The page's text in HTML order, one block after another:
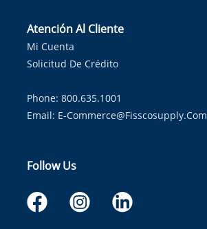
Atención Al Cliente
Mi Cuenta
Solicitud De Crédito
Phone: 800.635.1001
Email: E-Commerce@fisscosupply.com
Follow Us